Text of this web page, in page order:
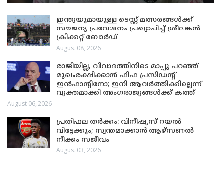
ഇന്ത്യയുമായുള്ള ടെസ്റ്റ് മത്സരങ്ങൾക്ക്
സൗജന്യ പ്രവേശനം പ്രഖ്യാപിച്ച് ശ്രീലങ്കൻ
ക്രിക്കറ്റ് ബോർഡ്
August 08, 2026
രാജിയില്ല, വിവാദത്തിനിടെ മാപ്പു പറഞ്ഞ്
മുഖംരക്ഷിക്കാൻ ഫിഫ പ്രസിഡന്റ്
ഇൻഫാന്റിനോ; ഇനി ആവർത്തിക്കില്ലെന്ന്
വ്യക്തമാക്കി അംഗരാജ്യങ്ങൾക്ക് കത്ത്
August 06, 2026
പ്രതിഫല തർക്കം: വിനീഷ്യസ് റയൽ
വിട്ടേക്കും; സ്വന്തമാക്കാൻ ആഴ്സണൽ
നീക്കം സജീവം
August 03, 2026